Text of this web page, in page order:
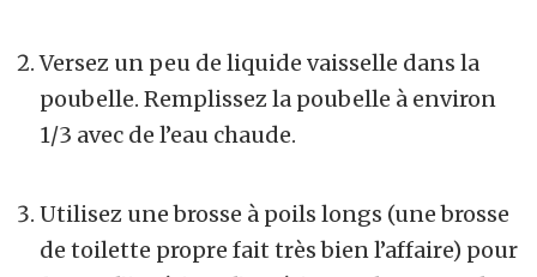
Versez un peu de liquide vaisselle dans la
poubelle. Remplissez la poubelle à environ
1/3 avec de l’eau chaude.
Utilisez une brosse à poils longs (une brosse
de toilette propre fait très bien l’affaire) pour